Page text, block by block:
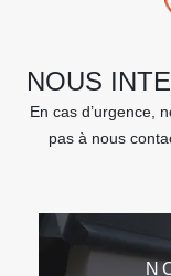
NOUS
En cas d’urgence,
pas à nous